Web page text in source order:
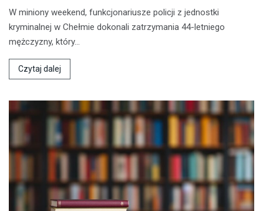
W miniony weekend, funkcjonariusze policji z jednostki
kryminalnej w Chełmie dokonali zatrzymania 44-letniego
mężczyzny, który…
Czytaj dalej